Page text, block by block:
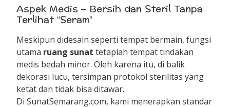
Aspek Medis – Bersih dan Steril Tanpa
Terlihat “Seram”
Meskipun didesain seperti tempat bermain, fungsi
utama ruang sunat tetaplah tempat tindakan
medis bedah minor. Oleh karena itu, di balik
dekorasi lucu, tersimpan protokol sterilitas yang
ketat dan tidak bisa ditawar.
Di SunatSemarang.com, kami menerapkan standar